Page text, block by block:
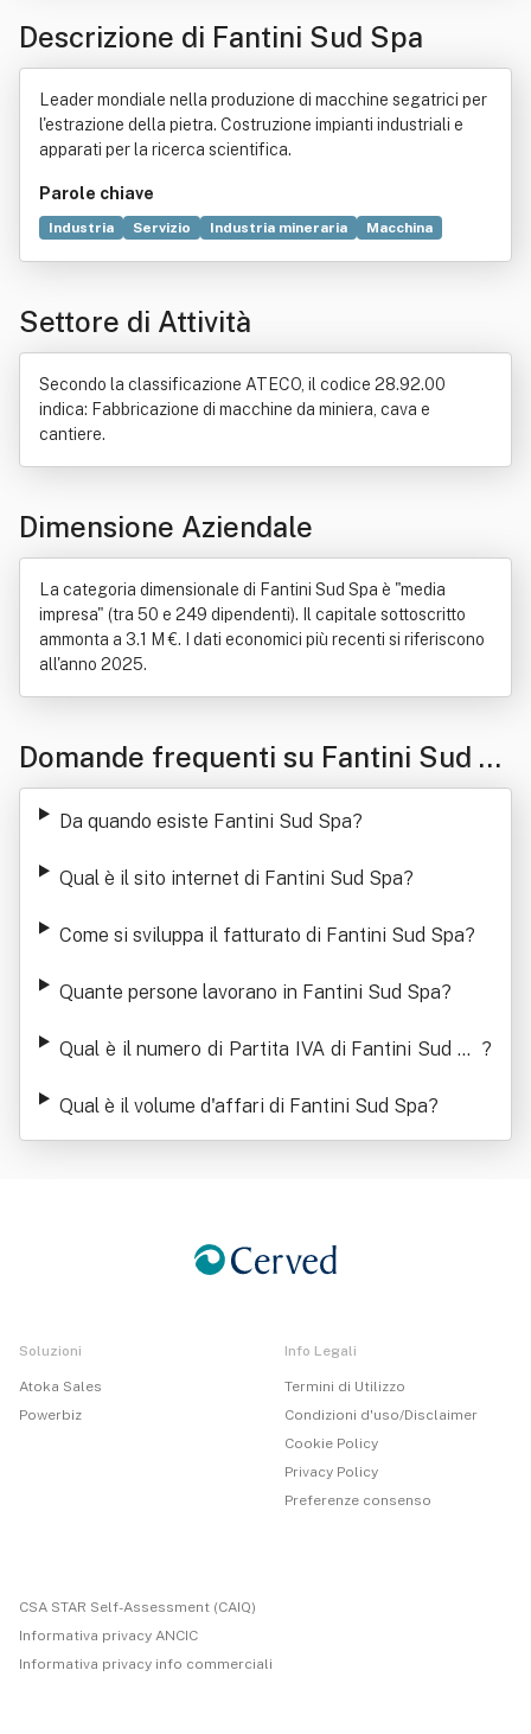
Descrizione di Fantini Sud Spa
Leader mondiale nella produzione di macchine segatrici per
l'estrazione della pietra. Costruzione impianti industriali e
apparati per la ricerca scientifica.
Parole chiave
Industria Servizio Industria mineraria
Macchina
Progetto
Istituto nazionale di fisica nucleare
Ricerca e sviluppo
Robotica Urbanistica
Settore di Attività
Secondo la classificazione ATECO, il codice 28.92.00
indica: Fabbricazione di macchine da miniera, cava e
cantiere.
Dimensione Aziendale
La categoria dimensionale di Fantini Sud Spa è "media
impresa" (tra 50 e 249 dipendenti). Il capitale sottoscritto
ammonta a 3.1 M €. I dati economici più recenti si riferiscono
all'anno 2025.
Domande frequenti su Fantini Sud S
pa
Da quando esiste Fantini Sud Spa?
Qual è il sito internet di Fantini Sud Spa?
Come si sviluppa il fatturato di Fantini Sud Spa?
Quante persone lavorano in Fantini Sud Spa?
Qual è il numero di Partita IVA di Fantini Sud Sp ?
Qual è il volume d'affari di Fantini Sud Spa?
Soluzioni
Atoka Sales
Powerbiz
Info Legali
Termini di Utilizzo
Condizioni d'uso/Disclaimer
Cookie Policy
Privacy Policy
Preferenze consenso
CSA STAR Self-Assessment (CAIQ)
Informativa privacy ANCIC
Informativa privacy info commerciali